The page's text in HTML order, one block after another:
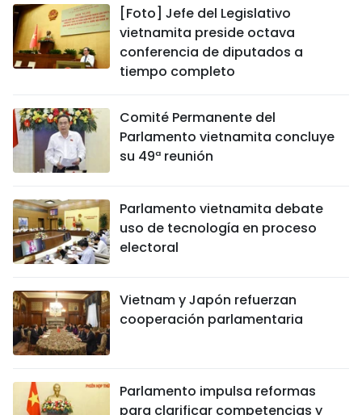
中文
FRANÇAIS
РУССКИЙ
[Foto] Jefe del Legislativo
vietnamita preside octava
conferencia de diputados a
tiempo completo
Comité Permanente del
Parlamento vietnamita concluye
su 49ª reunión
Parlamento vietnamita debate
uso de tecnología en proceso
electoral
Vietnam y Japón refuerzan
cooperación parlamentaria
Parlamento impulsa reformas
para clarificar competencias y